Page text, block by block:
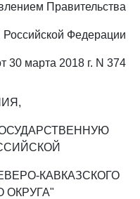
Правительства
Российской Федерации
30 марта 2018 г. N 374
КАВКАЗСКОГО
ОКРУГА"